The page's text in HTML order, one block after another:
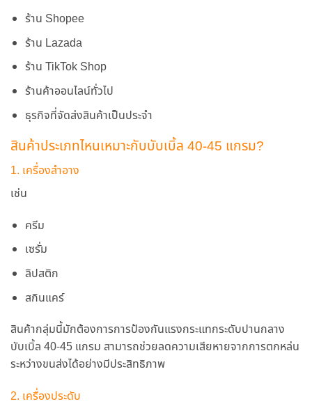
ร้าน Shopee
ร้าน Lazada
ร้าน TikTok Shop
ร้านค้าออนไลน์ทั่วไป
ธุรกิจที่จัดส่งสินค้าเป็นประจำ
สินค้าประเภทไหนเหมาะกับบับเบิ้ล 40-45 แกรม?
1. เครื่องสำอาง
เช่น
ครีม
เซรั่ม
ลิปสติก
สกินแคร์
สินค้ากลุ่มนี้มักต้องการการป้องกันแรงกระแทกระดับปานกลาง
บับเบิ้ล 40-45 แกรม สามารถช่วยลดความเสียหายจากการตกหล่น
ระหว่างขนส่งได้อย่างมีประสิทธิภาพ
2. เครื่องประดับ